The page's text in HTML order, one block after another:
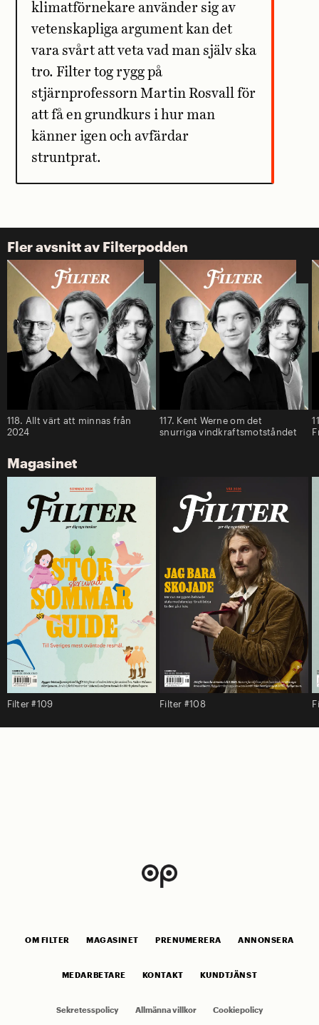
klimatförnekare använder sig av
vetenskapliga argument kan det
vara svårt att veta vad man själv ska
tro. Filter tog rygg på
stjärnprofessorn Martin Rosvall för
att få en grundkurs i hur man
känner igen och avfärdar
struntprat.
Fler avsnitt av Filterpodden
118. Allt värt att minnas från
2024
117. Kent Werne om det
snurriga vindkraftsmotståndet
Magasinet
Filter #109 Filter #108
OM FILTER MAGASINET PRENUMERERA ANNONSERA
MEDARBETARE KONTAKT KUNDTJÄNST
Sekretesspolicy Allmänna villkor Cookiepolicy